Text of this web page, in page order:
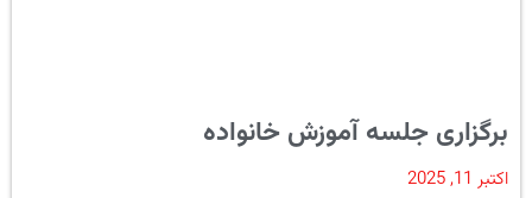
برگزاری جلسه آموزش خانواده
اکتبر 11, 2025